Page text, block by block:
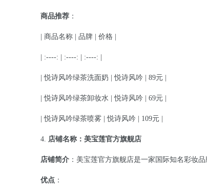
商品推荐 ：
| 商品名称 | 品牌 | 价格 |
| :----: | :----: | :----: |
| 悦诗风吟绿茶洗面奶 | 悦诗风吟 | 89元 |
| 悦诗风吟绿茶卸妆水 | 悦诗风吟 | 69元 |
| 悦诗风吟绿茶喷雾 | 悦诗风吟 | 109元 |
4. 店铺名称：美宝莲官方旗舰店
店铺简介 ：美宝莲官方旗舰店是一家国际知名彩妆
优点 ：